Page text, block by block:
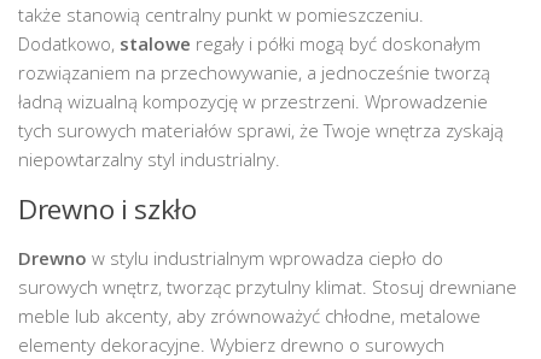
także stanowią centralny punkt w pomieszczeniu.
Dodatkowo, stalowe regały i półki mogą być doskonałym
rozwiązaniem na przechowywanie, a jednocześnie tworzą
ładną wizualną kompozycję w przestrzeni. Wprowadzenie
tych surowych materiałów sprawi, że Twoje wnętrza zyskają
niepowtarzalny styl industrialny.
Drewno i szkło
Drewno w stylu industrialnym wprowadza ciepło do
surowych wnętrz, tworząc przytulny klimat. Stosuj drewniane
meble lub akcenty, aby zrównoważyć chłodne, metalowe
elementy dekoracyjne. Wybierz drewno o surowych